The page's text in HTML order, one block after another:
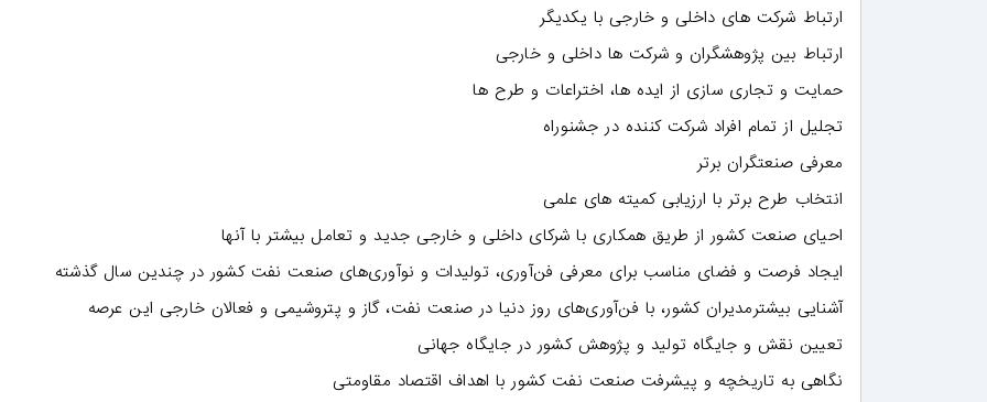
ارتباط شرکت های داخلی و خارجی با یکدیگر
ارتباط بین پژوهشگران و شرکت ها داخلی و خارجی
حمایت و تجاری سازی از ایده ها، اختراعات و طرح ها
تجلیل از تمام افراد شرکت کننده در جشنوراه
معرفی صنعتگران برتر
انتخاب طرح برتر با ارزیابی کمیته های علمی
احیای صنعت کشور از طریق همکاری با شرکای داخلی و خارجی جدید و تعامل بیشتر با آنها
ایجاد فرصت و فضای مناسب برای معرفی فن‌آوری، تولیدات و نوآوری‌های صنعت نفت کشور در چندین سال گذشته
آشنایی بیشترمدیران کشور، با فن‌آوری‌های روز دنیا در صنعت نفت، گاز و پتروشیمی و فعالان خارجی این عرصه
تعیین نقش و جايگاه تولید و پژوهش کشور در جایگاه جهانی
نگاهی به تاریخچه و پیشرفت صنعت نفت کشور با اهداف اقتصاد مقاومتی